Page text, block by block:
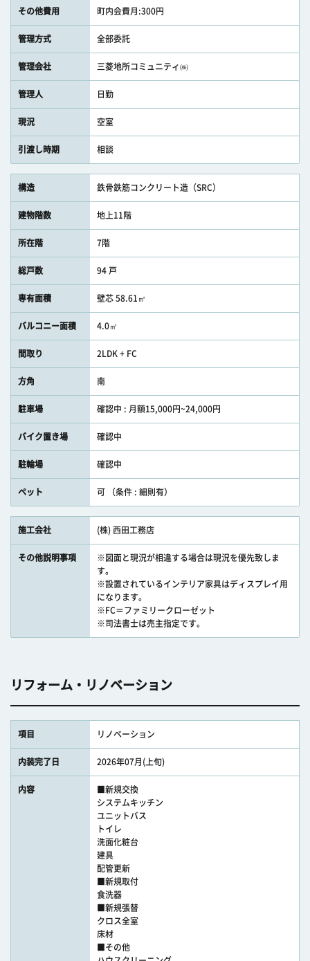
その他費用 町内会費月:300円
管理方式 全部委託
管理会社 三菱地所コミュニティ㈱
管理人 日勤
現況 空室
引渡し時期 相談
構造 鉄骨鉄筋コンクリート造（SRC）
建物階数 地上11階
所在階 7階
総戸数 94 戸
専有面積 壁芯 58.61㎡
バルコニー面積 4.0㎡
間取り 2LDK + FC
方角 南
駐車場 確認中 : 月額15,000円~24,000円
バイク置き場 確認中
駐輪場 確認中
ペット 可 （条件 : 細則有）
施工会社 (株) 西田工務店
その他説明事項
※図面と現況が相違する場合は現況を優先致しま
す。
※設置されているインテリア家具はディスプレイ用
になります。
※FC＝ファミリークローゼット
※司法書士は売主指定です。
リフォーム・リノベーション
項目 リノベーション
内装完了日 2026年07月(上旬)
内容
■新規交換
システムキッチン
ユニットバス
トイレ
洗面化粧台
建具
配管更新
■新規取付
食洗器
■新規張替
クロス全室
床材
■その他